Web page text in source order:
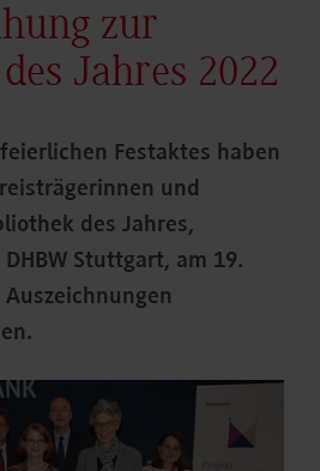
zur
Jahres 2022
Festaktes haben
und
des Jahres,
Stuttgart, am 19.